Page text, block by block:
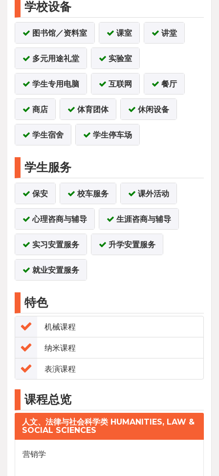
学校设备
图书馆／资料室 课室 讲堂
多元用途礼堂 实验室
学生专用电脑 互联网 餐厅
商店 体育团体 休闲设备
学生宿舍 学生停车场
学生服务
保安 校车服务 课外活动
心理咨商与辅导 生涯咨商与辅导
实习安置服务 升学安置服务
就业安置服务
特色
机械课程
纳米课程
表演课程
课程总览
人文、法律与社会科学类 HUMANITIES, LAW &
SOCIAL SCIENCES
营销学